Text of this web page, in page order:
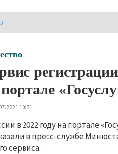
10:51
в 2022 году на портале
в пресс-службе
сервиса.